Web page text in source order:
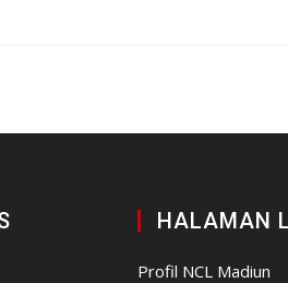
HALAMAN
Profil NCL Madiun